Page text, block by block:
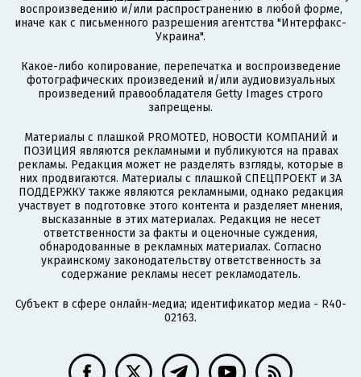
воспроизведению и/или распространению в любой форме,
иначе как с письменного разрешения агентства "Интерфакс-
Украина".
Какое-либо копирование, перепечатка и воспроизведение
фотографических произведений и/или аудиовизуальных
произведений правообладателя Getty Images строго
запрещены.
Материалы с плашкой PROMOTED, НОВОСТИ КОМПАНИЙ и
ПОЗИЦИЯ являются рекламными и публикуются на правах
рекламы. Редакция может не разделять взгляды, которые в
них продвигаются. Материалы с плашкой СПЕЦПРОЕКТ и ЗА
ПОДДЕРЖКУ также являются рекламными, однако редакция
участвует в подготовке этого контента и разделяет мнения,
высказанные в этих материалах. Редакция не несет
ответственности за факты и оценочные суждения,
обнародованные в рекламных материалах. Согласно
украинскому законодательству ответственность за
содержание рекламы несет рекламодатель.
Субъект в сфере онлайн-медиа; идентификатор медиа - R40-
02163.